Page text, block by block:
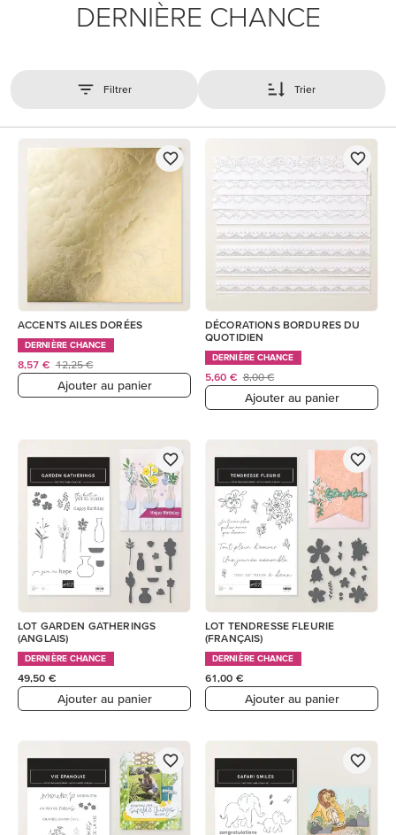
DERNIÈRE CHANCE
Filtrer Trier
ACCENTS AILES DORÉES
DERNIÈRE CHANCE
8,57 € 12,25 €
Ajouter au panier
DÉCORATIONS BORDURES DU
QUOTIDIEN
DERNIÈRE CHANCE
5,60 € 8,00 €
Ajouter au panier
LOT GARDEN GATHERINGS
(ANGLAIS)
DERNIÈRE CHANCE
49,50 €
Ajouter au panier
LOT TENDRESSE FLEURIE
(FRANÇAIS)
DERNIÈRE CHANCE
61,00 €
Ajouter au panier